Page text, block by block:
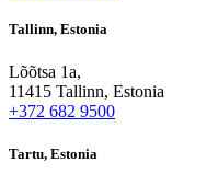
Tallinn, Estonia
Lõõtsa 1a,
11415 Tallinn, Estonia
+372 682 9500
Tartu, Estonia